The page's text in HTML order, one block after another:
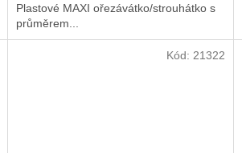
Plastové MAXI ořezávátko/strouhátko s
průměrem...
Kód: 21322